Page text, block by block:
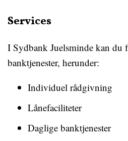
Services
I Sydbank Juelsminde kan du
banktjenester, herunder:
Individuel rådgivning
Lånefaciliteter
Daglige banktjenester